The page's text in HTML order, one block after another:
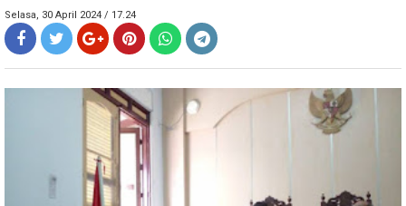
Selasa, 30 April 2024 / 17.24